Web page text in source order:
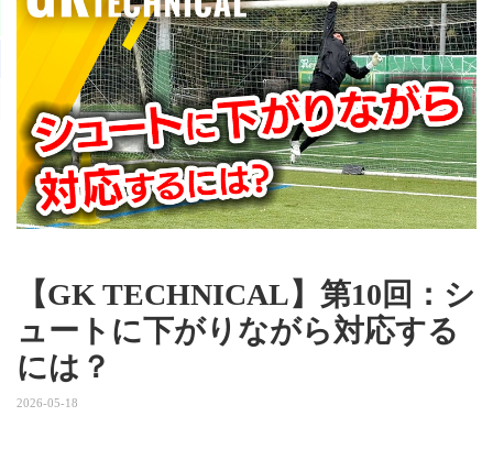
【GK TECHNICAL】第10回：シ
ュートに下がりながら対応する
には？
2026-05-18